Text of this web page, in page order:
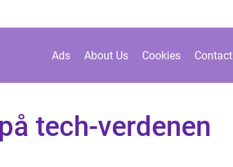
Ads About Us Cookies Contact
tech-verdenen